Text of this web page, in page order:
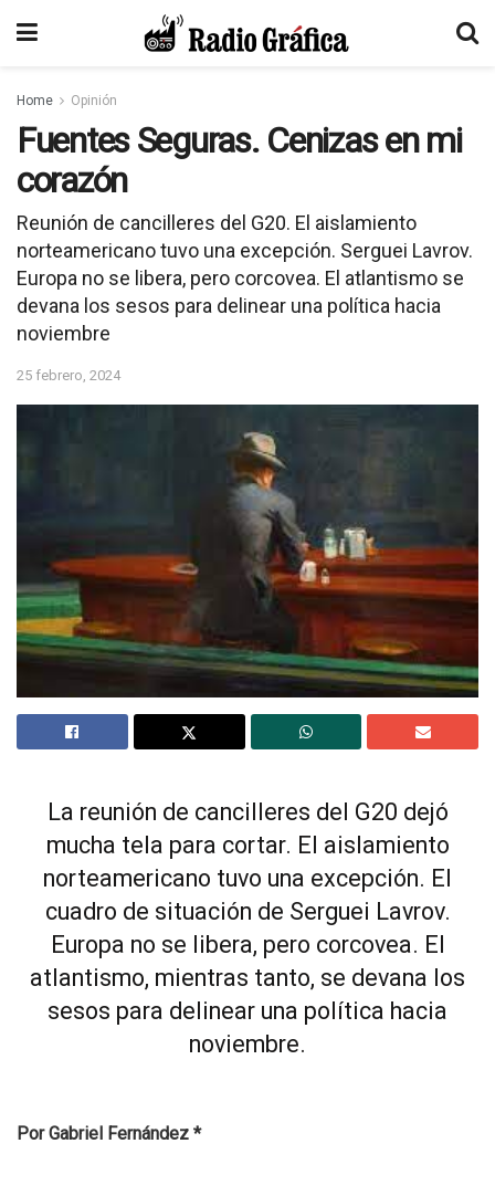
Home Opinión
Fuentes Seguras. Cenizas en mi
corazón
Reunión de cancilleres del G20. El aislamiento
norteamericano tuvo una excepción. Serguei Lavrov.
Europa no se libera, pero corcovea. El atlantismo se
devana los sesos para delinear una política hacia
noviembre
25 febrero, 2024
La reunión de cancilleres del G20 dejó
mucha tela para cortar. El aislamiento
norteamericano tuvo una excepción. El
cuadro de situación de Serguei Lavrov.
Europa no se libera, pero corcovea. El
atlantismo, mientras tanto, se devana los
sesos para delinear una política hacia
noviembre.
Por Gabriel Fernández *